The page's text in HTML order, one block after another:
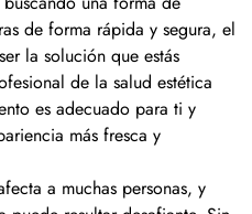
de forma rápida y segura, el
la solución que estás
de la salud estética
es adecuado para ti y
más fresca y
a muchas personas, y